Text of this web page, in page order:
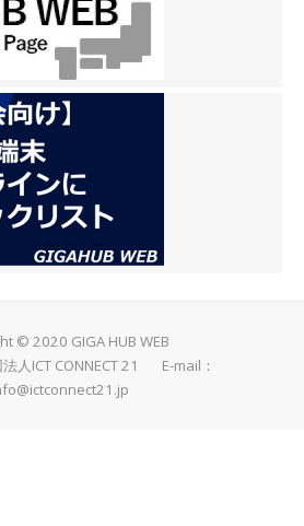
© 2020 GIGA HUB WEB
人ICT CONNECT 21 E-mail：